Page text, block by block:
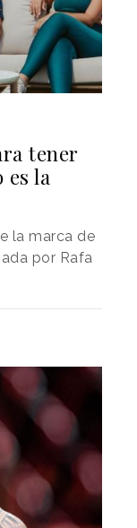
tener
la
la marca de
por Rafa